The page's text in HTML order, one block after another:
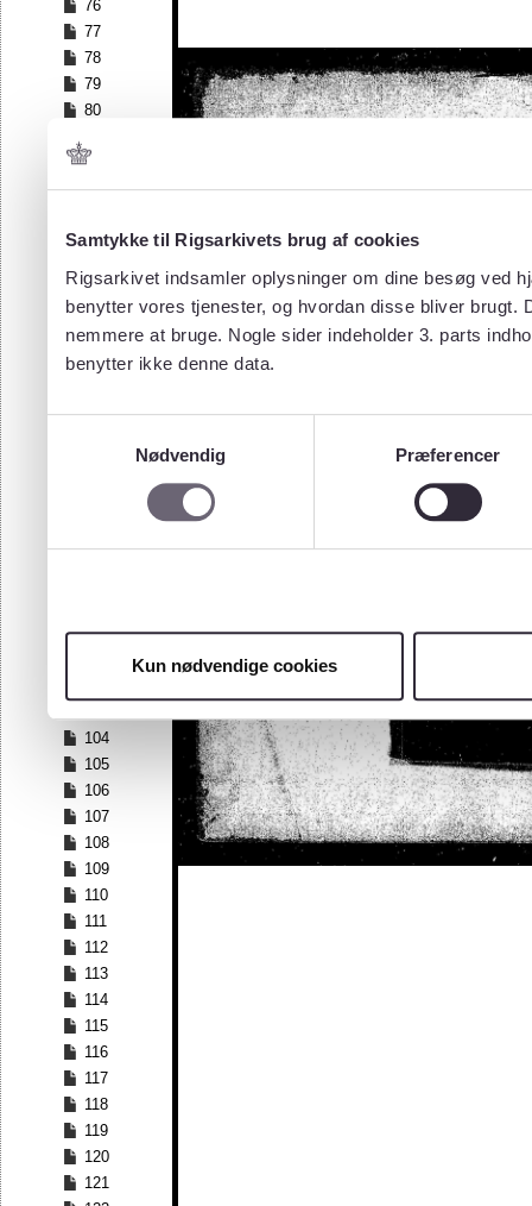
Samtykke til Rigsarkivets brug af cookies
Rigsarkivet indsamler oplysninger om dine besøg ved
benytter vores tjenester, og hvordan disse bliver
nemmere at bruge. Nogle sider indeholder 3. parts
benytter ikke denne data.
Nødvendig
Præferencer
Kun nødvendige cookies
76
77
78
79
80
82
83
85
87
88
89
90
97
100
104
105
106
107
108
109
110
111
112
113
114
115
116
117
118
119
120
121